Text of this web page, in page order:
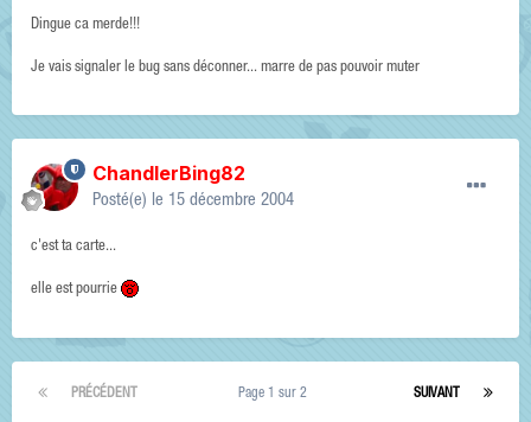
Dingue ca merde!!!
Je vais signaler le bug sans déconner... marre de pas pouvoir muter
ChandlerBing82
Posté(e) le 15 décembre 2004
c'est ta carte...
elle est pourrie
PRÉCÉDENT SUIVANT
Page 1 sur 2